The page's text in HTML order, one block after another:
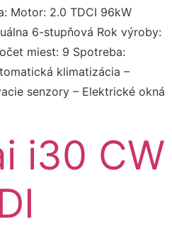
Motor: 2.0 TDCI 96kW
6-stupňová Rok výroby:
miest: 9 Spotreba:
klimatizácia –
senzory – Elektrické okná
i30 CW